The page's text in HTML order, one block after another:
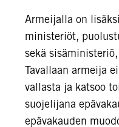
Armeijalla on
ministeriöt,
sekä
Tavallaan armeija
vallasta ja katsoo
suojelijana
epävakauden